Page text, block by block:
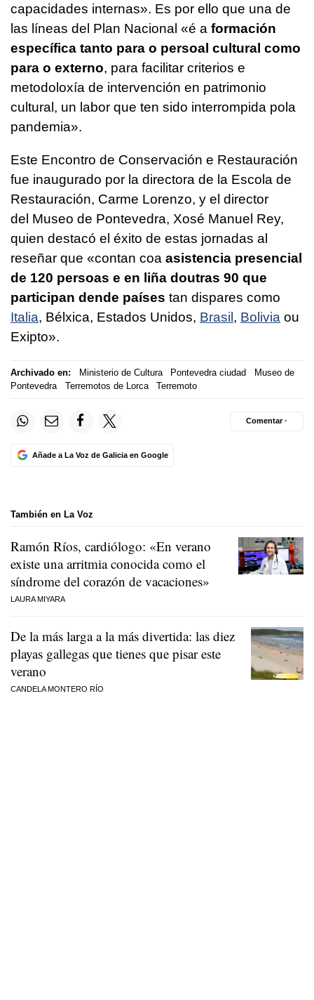
capacidades internas». Es por ello que una de
las líneas del Plan Nacional «é a formación
específica tanto para o persoal cultural como
para o externo, para facilitar criterios e
metodoloxía de intervención en patrimonio
cultural, un labor que ten sido interrompida pola
pandemia».
Este Encontro de Conservación e Restauración
fue inaugurado por la directora de la Escola de
Restauración, Carme Lorenzo, y el director
del Museo de Pontevedra, Xosé Manuel Rey,
quien destacó el éxito de estas jornadas al
reseñar que «contan coa asistencia presencial
de 120 persoas e en liña doutras 90 que
participan dende países tan dispares como
Italia, Bélxica, Estados Unidos, Brasil, Bolivia ou
Exipto».
Archivado en: Ministerio de Cultura Pontevedra ciudad
Museo de
Pontevedra
Terremotos de Lorca Terremoto
Añade a La Voz de Galicia en Google
Comentar ·
También en La Voz
Ramón Ríos, cardiólogo: «En verano
existe una arritmia conocida como el
síndrome del corazón de vacaciones»
LAURA MIYARA
De la más larga a la más divertida: las diez
playas gallegas que tienes que pisar este
verano
CANDELA MONTERO RÍO